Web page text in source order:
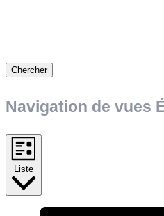
Chercher
Navigation de vues
Liste